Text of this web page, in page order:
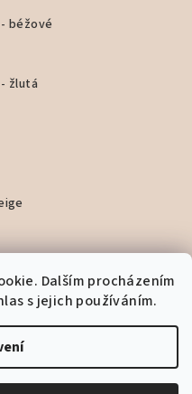
Dalším procházením
s jejich používáním.
béžové
žlutá